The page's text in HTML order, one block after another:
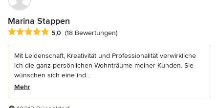
Marina Stappen
Durchschnittliche Bewertung: 5 von 5 Sternen
5,0 (18 Bewertungen)
Mit Leidenschaft, Kreativität und Professionalität verwirkliche
ich die ganz persönlichen Wohnträume meiner Kunden. Sie
wünschen sich eine ind...
Mehr